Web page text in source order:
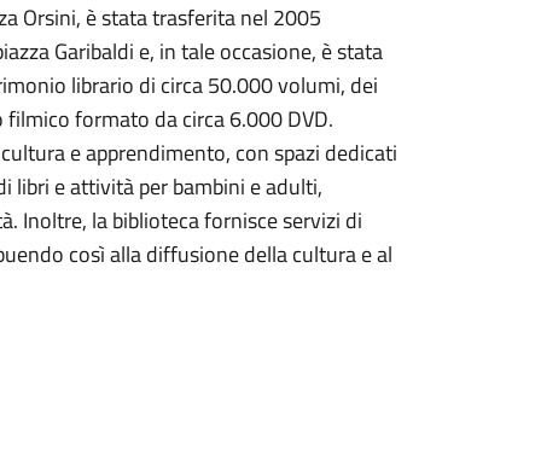
Orsini, è stata trasferita nel 2005
Garibaldi e, in tale occasione, è stata
librario di circa 50.000 volumi, dei
formato da circa 6.000 DVD.
e apprendimento, con spazi dedicati
libri e attività per bambini e adulti,
Inoltre, la biblioteca fornisce servizi di
così alla diffusione della cultura e al